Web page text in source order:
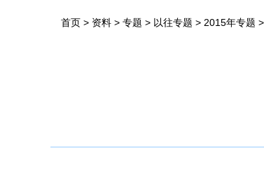
首页 > 资料 > 专题 > 以往专题 > 2015年专题 >